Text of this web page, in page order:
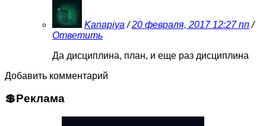
Kanapiya / 20 февраля, 2017 12:27 пп /
Ответить
Да дисциплина, план, и еще раз дисциплина
Добавить комментарий
💲Реклама